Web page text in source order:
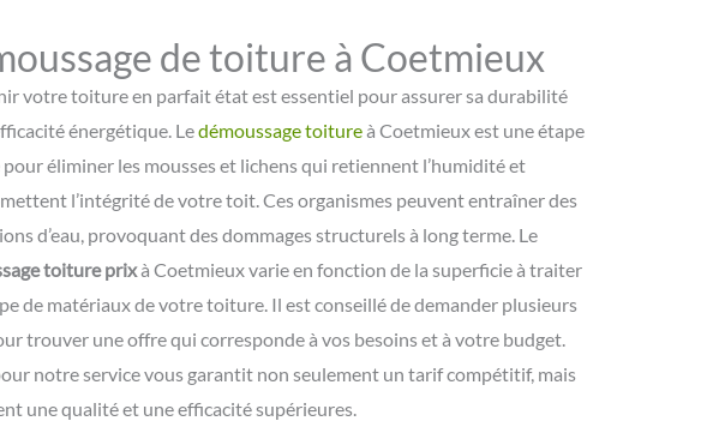
de toiture à Coetmieux
votre toiture en parfait état est essentiel pour assurer sa durabilité
énergétique. Ledémoussage toitureà Coetmieux est une étape
éliminer les mousses et lichens qui retiennent l’humidité et
l’intégrité de votre toit. Ces organismes peuvent entraîner des
d’eau, provoquant des dommages structurels à long terme. Le
toiture prixà Coetmieux varie en fonction de la superficie à traiter
de matériaux de votre toiture. Il est conseillé de demander plusieurs
trouver une offre qui corresponde à vos besoins et à votre budget.
notre service vous garantit non seulement un tarif compétitif, mais
une qualité et une efficacité supérieures.